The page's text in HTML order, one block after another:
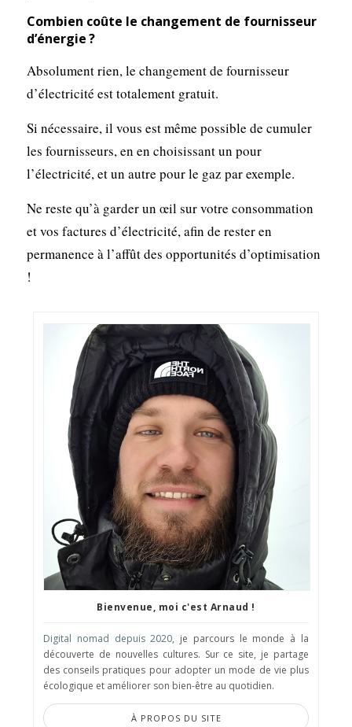
Combien coûte le changement de fournisseur
d’énergie ?
Absolument rien, le changement de fournisseur
d’électricité est totalement gratuit.
Si nécessaire, il vous est même possible de cumuler
les fournisseurs, en en choisissant un pour
l’électricité, et un autre pour le gaz par exemple.
Ne reste qu’à garder un œil sur votre consommation
et vos factures d’électricité, afin de rester en
permanence à l’affût des opportunités d’optimisation
!
Bienvenue, moi c'est Arnaud !
Digital nomad depuis 2020, je parcours le monde à la
découverte de nouvelles cultures. Sur ce site, je partage
des conseils pratiques pour adopter un mode de vie plus
écologique et améliorer son bien-être au quotidien.
À PROPOS DU SITE